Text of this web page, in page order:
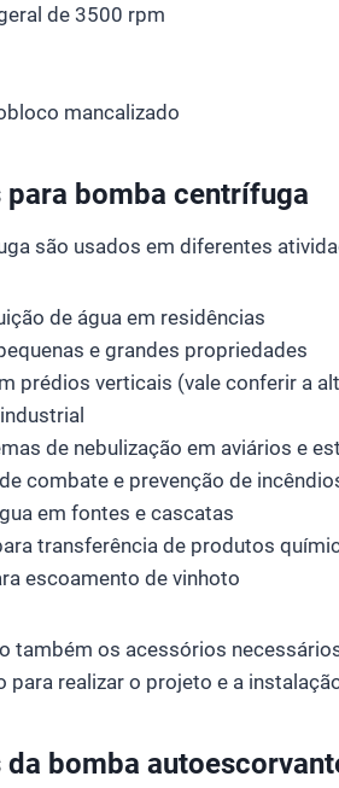
de 3500 rpm
mancalizado
bomba centrífuga
são usados em diferentes
de água em residências
e grandes propriedades
prédios verticais (vale conferir a
de nebulização em aviários e
combate e prevenção de
em fontes e cascatas
transferência de produtos
escoamento de vinhoto
também os acessórios
para realizar o projeto e a
bomba